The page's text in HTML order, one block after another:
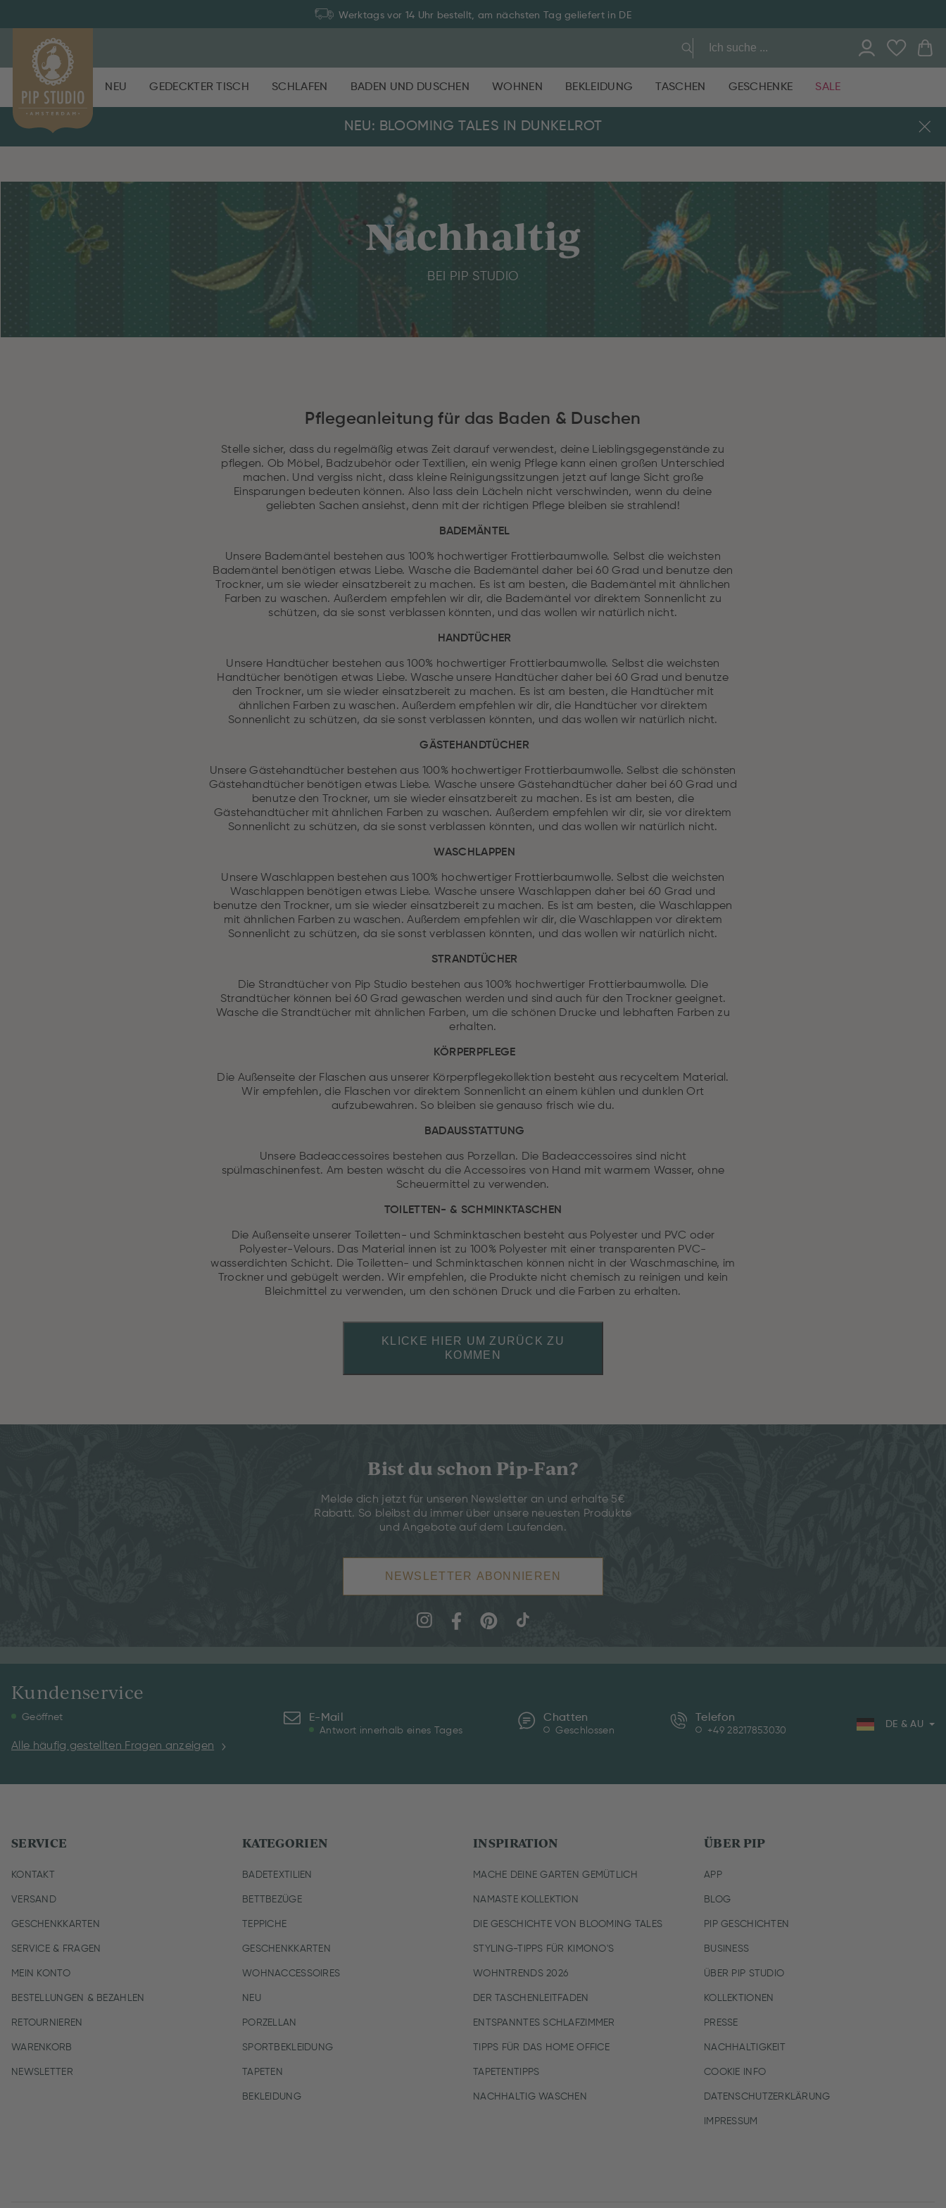
Werktags vor 14 Uhr bestellt, am nächsten Tag geliefert in DE
NEU GEDECKTER TISCH SCHLAFEN BADEN UND DUSCHEN WOHNEN BEKLEIDUNG TASCHEN GESCHENKE SALE
NEU: BLOOMING TALES IN DUNKELROT
Nachhaltig
BEI PIP STUDIO
Pflegeanleitung für das Baden & Duschen
Stelle sicher, dass du regelmäßig etwas Zeit darauf verwendest, deine Lieblingsgegenstände zu
pflegen. Ob Möbel, Badzubehör oder Textilien, ein wenig Pflege kann einen großen Unterschied
machen. Und vergiss nicht, dass kleine Reinigungssitzungen jetzt auf lange Sicht große
Einsparungen bedeuten können. Also lass dein Lächeln nicht verschwinden, wenn du deine
geliebten Sachen ansiehst, denn mit der richtigen Pflege bleiben sie strahlend!
BADEMÄNTEL
Unsere Bademäntel bestehen aus 100% hochwertiger Frottierbaumwolle. Selbst die weichsten
Bademäntel benötigen etwas Liebe. Wasche die Bademäntel daher bei 60 Grad und benutze den
Trockner, um sie wieder einsatzbereit zu machen. Es ist am besten, die Bademäntel mit ähnlichen
Farben zu waschen. Außerdem empfehlen wir dir, die Bademäntel vor direktem Sonnenlicht zu
schützen, da sie sonst verblassen könnten, und das wollen wir natürlich nicht.
HANDTÜCHER
Unsere Handtücher bestehen aus 100% hochwertiger Frottierbaumwolle. Selbst die weichsten
Handtücher benötigen etwas Liebe. Wasche unsere Handtücher daher bei 60 Grad und benutze
den Trockner, um sie wieder einsatzbereit zu machen. Es ist am besten, die Handtücher mit
ähnlichen Farben zu waschen. Außerdem empfehlen wir dir, die Handtücher vor direktem
Sonnenlicht zu schützen, da sie sonst verblassen könnten, und das wollen wir natürlich nicht.
GÄSTEHANDTÜCHER
Unsere Gästehandtücher bestehen aus 100% hochwertiger Frottierbaumwolle. Selbst die schönsten
Gästehandtücher benötigen etwas Liebe. Wasche unsere Gästehandtücher daher bei 60 Grad und
benutze den Trockner, um sie wieder einsatzbereit zu machen. Es ist am besten, die
Gästehandtücher mit ähnlichen Farben zu waschen. Außerdem empfehlen wir dir, sie vor direktem
Sonnenlicht zu schützen, da sie sonst verblassen könnten, und das wollen wir natürlich nicht.
WASCHLAPPEN
Unsere Waschlappen bestehen aus 100% hochwertiger Frottierbaumwolle. Selbst die weichsten
Waschlappen benötigen etwas Liebe. Wasche unsere Waschlappen daher bei 60 Grad und
benutze den Trockner, um sie wieder einsatzbereit zu machen. Es ist am besten, die Waschlappen
mit ähnlichen Farben zu waschen. Außerdem empfehlen wir dir, die Waschlappen vor direktem
Sonnenlicht zu schützen, da sie sonst verblassen könnten, und das wollen wir natürlich nicht.
STRANDTÜCHER
Die Strandtücher von Pip Studio bestehen aus 100% hochwertiger Frottierbaumwolle. Die
Strandtücher können bei 60 Grad gewaschen werden und sind auch für den Trockner geeignet.
Wasche die Strandtücher mit ähnlichen Farben, um die schönen Drucke und lebhaften Farben zu
erhalten.
KÖRPERPFLEGE
Die Außenseite der Flaschen aus unserer Körperpflegekollektion besteht aus recyceltem Material.
Wir empfehlen, die Flaschen vor direktem Sonnenlicht an einem kühlen und dunklen Ort
aufzubewahren. So bleiben sie genauso frisch wie du.
BADAUSSTATTUNG
Unsere Badeaccessoires bestehen aus Porzellan. Die Badeaccessoires sind nicht
spülmaschinenfest. Am besten wäscht du die Accessoires von Hand mit warmem Wasser, ohne
Scheuermittel zu verwenden.
TOILETTEN- & SCHMINKTASCHEN
Die Außenseite unserer Toiletten- und Schminktaschen besteht aus Polyester und PVC oder
Polyester-Velours. Das Material innen ist zu 100% Polyester mit einer transparenten PVC-
wasserdichten Schicht. Die Toiletten- und Schminktaschen können nicht in der Waschmaschine, im
Trockner und gebügelt werden. Wir empfehlen, die Produkte nicht chemisch zu reinigen und kein
Bleichmittel zu verwenden, um den schönen Druck und die Farben zu erhalten.
KLICKE HIER UM ZURÜCK ZU
KOMMEN
Bist du schon Pip-Fan?
Melde dich jetzt für unseren Newsletter an und erhalte 5€
Rabatt. So bleibst du immer über unsere neuesten Produkte
und Angebote auf dem Laufenden.
NEWSLETTER ABONNIEREN
Kundenservice
Geöffnet
Alle häufig gestellten Fragen anzeigen
E-Mail
Antwort innerhalb eines Tages
Chatten
Geschlossen
Telefon
+49 28217853030
DE & AU
SERVICE
KONTAKT
VERSAND
GESCHENKKARTEN
SERVICE & FRAGEN
MEIN KONTO
BESTELLUNGEN & BEZAHLEN
RETOURNIEREN
WARENKORB
NEWSLETTER
KATEGORIEN
BADETEXTILIEN
BETTBEZÜGE
TEPPICHE
GESCHENKKARTEN
WOHNACCESSOIRES
NEU
PORZELLAN
SPORTBEKLEIDUNG
TAPETEN
BEKLEIDUNG
INSPIRATION
MACHE DEINE GARTEN GEMÜTLICH
NAMASTE KOLLEKTION
DIE GESCHICHTE VON BLOOMING TALES
STYLING-TIPPS FÜR KIMONO'S
WOHNTRENDS 2026
DER TASCHENLEITFADEN
ENTSPANNTES SCHLAFZIMMER
TIPPS FÜR DAS HOME OFFICE
TAPETENTIPPS
NACHHALTIG WASCHEN
ÜBER PIP
APP
BLOG
PIP GESCHICHTEN
BUSINESS
ÜBER PIP STUDIO
KOLLEKTIONEN
PRESSE
NACHHALTIGKEIT
COOKIE INFO
DATENSCHUTZERKLÄRUNG
IMPRESSUM